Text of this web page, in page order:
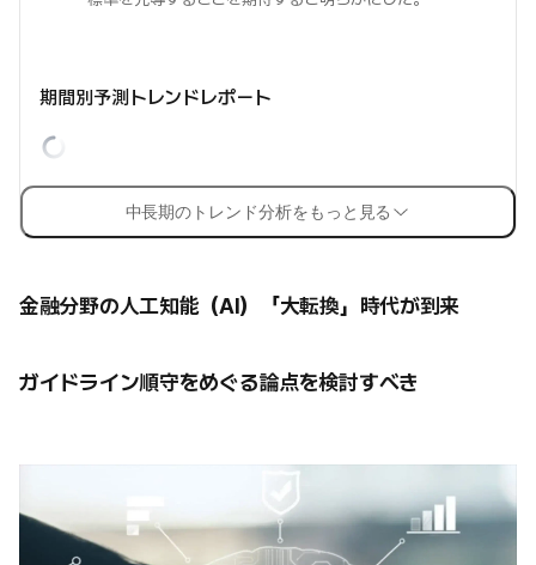
期間別予測トレンドレポート
中長期のトレンド分析をもっと見る
金融分野の人工知能（AI）「大転換」時代が到来
ガイドライン順守をめぐる論点を検討すべき